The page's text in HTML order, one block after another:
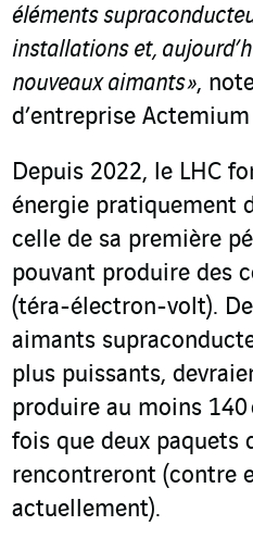
éléments
installations et,
nouveaux aimants »,
d’entreprise Actemium
Depuis 2022, le LHC
énergie pratiquement
celle de sa première
pouvant produire des
(téra-électron-volt).
aimants
plus puissants,
produire au moins
fois que deux paquets
rencontreront (contre
actuellement).